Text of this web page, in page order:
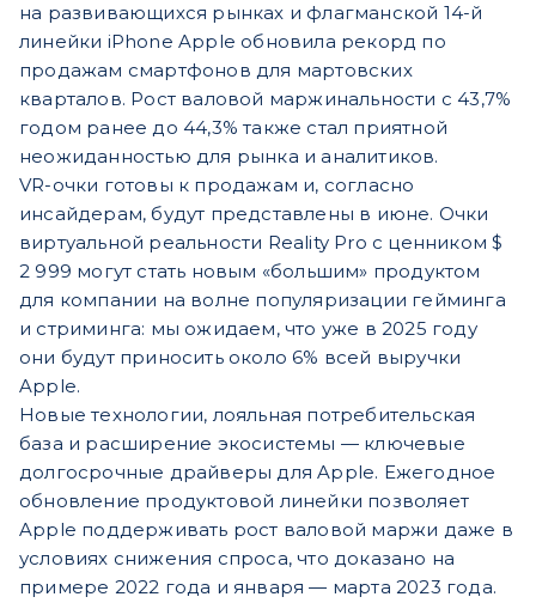
на развивающихся рынках и флагманской 14-й
линейки iPhone Apple обновила рекорд по
продажам смартфонов для мартовских
кварталов. Рост валовой маржинальности с 43,7%
годом ранее до 44,3% также стал приятной
неожиданностью для рынка и аналитиков.
VR-очки готовы к продажам и, согласно
инсайдерам, будут представлены в июне. Очки
виртуальной реальности Reality Pro с ценником $
2 999 могут стать новым «большим» продуктом
для компании на волне популяризации гейминга
и стриминга: мы ожидаем, что уже в 2025 году
они будут приносить около 6% всей выручки
Apple.
Новые технологии, лояльная потребительская
база и расширение экосистемы — ключевые
долгосрочные драйверы для Apple. Ежегодное
обновление продуктовой линейки позволяет
Apple поддерживать рост валовой маржи даже в
условиях снижения спроса, что доказано на
примере 2022 года и января — марта 2023 года.